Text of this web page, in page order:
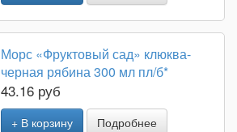
Морс «Фруктовый сад» клюква-
черная рябина 300 мл пл/б*
43.16 руб
+ В корзину Подробнее